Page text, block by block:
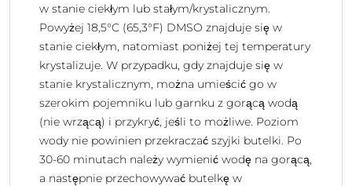
w stanie ciekłym lub stałym/krystalicznym.
Powyżej 18,5°C (65,3°F) DMSO znajduje się w
stanie ciekłym, natomiast poniżej tej temperatury
krystalizuje. W przypadku, gdy znajduje się w
stanie krystalicznym, można umieścić go w
szerokim pojemniku lub garnku z gorącą wodą
(nie wrzącą) i przykryć, jeśli to możliwe. Poziom
wody nie powinien przekraczać szyjki butelki. Po
30-60 minutach należy wymienić wodę na gorącą,
a następnie przechowywać butelkę w